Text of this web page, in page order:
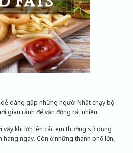
dàng gặp những người Nhật chạy bộ
gian rảnh để vận động rất nhiều.
vậy khi lớn lên các em thường sử dụng
ngày. Còn ở những thành phố lớn,